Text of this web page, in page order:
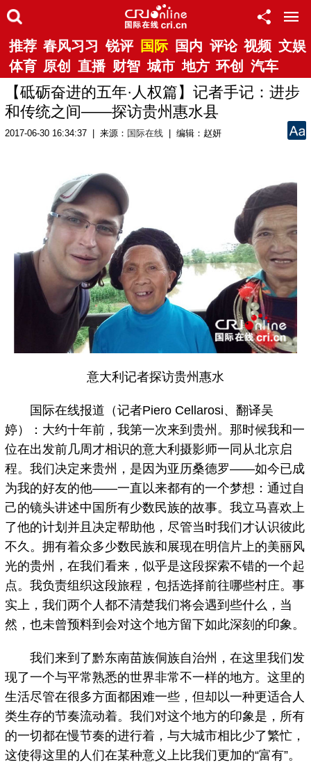
推荐 春风习习 锐评 国际 国内 评论 视频 文娱
体育 原创 直播 财智 城市 地方 环创 汽车
【砥砺奋进的五年·人权篇】记者手记：进步
和传统之间——探访贵州惠水县
2017-06-30 16:34:37 | 来源： 国际在线 | 编辑：赵妍
意大利记者探访贵州惠水
国际在线报道（记者Piero Cellarosi、翻译吴
婷）：大约十年前，我第一次来到贵州。那时候我和一
位在出发前几周才相识的意大利摄影师一同从北京启
程。我们决定来贵州，是因为亚历桑德罗——如今已成
为我的好友的他——一直以来都有的一个梦想：通过自
己的镜头讲述中国所有少数民族的故事。我立马喜欢上
了他的计划并且决定帮助他，尽管当时我们才认识彼此
不久。拥有着众多少数民族和展现在明信片上的美丽风
光的贵州，在我们看来，似乎是这段探索不错的一个起
点。我负责组织这段旅程，包括选择前往哪些村庄。事
实上，我们两个人都不清楚我们将会遇到些什么，当
然，也未曾预料到会对这个地方留下如此深刻的印象。
我们来到了黔东南苗族侗族自治州，在这里我们发
现了一个与平常熟悉的世界非常不一样的地方。这里的
生活尽管在很多方面都困难一些，但却以一种更适合人
类生存的节奏流动着。我们对这个地方的印象是，所有
的一切都在慢节奏的进行着，与大城市相比少了繁忙，
这使得这里的人们在某种意义上比我们更加的“富有”。